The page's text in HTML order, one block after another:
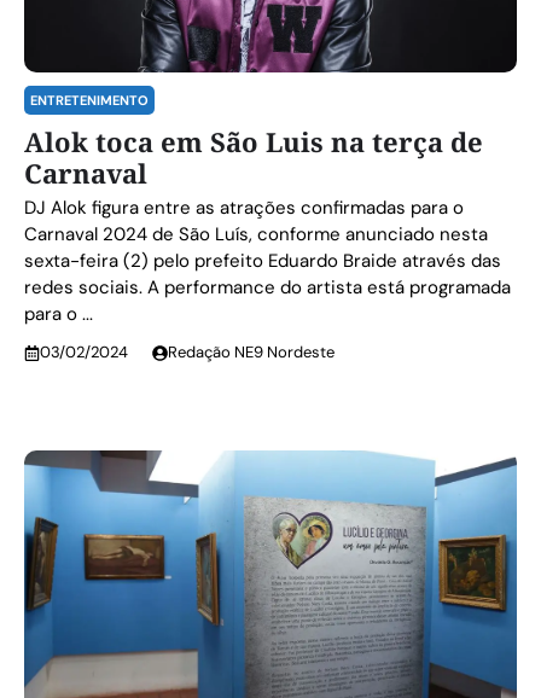
ENTRETENIMENTO
Alok toca em São Luis na terça de
Carnaval
DJ Alok figura entre as atrações confirmadas para o
Carnaval 2024 de São Luís, conforme anunciado nesta
sexta-feira (2) pelo prefeito Eduardo Braide através das
redes sociais. A performance do artista está programada
para o ...
03/02/2024 Redação NE9 Nordeste